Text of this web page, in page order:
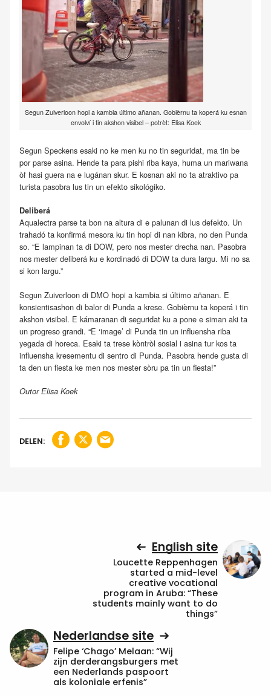
Segun Zuiverloon hopi a kambia último añanan. Gobièrnu ta koperá ku esnan
envolví i tin akshon visibel – potrèt: Elisa Koek
Segun Speckens esaki no ke men ku no tin seguridat, ma tin be
por parse asina. Hende ta para pishi riba kaya, huma un mariwana
òf hasi guera na e lugánan skur. E kosnan aki no ta atraktivo pa
turista pasobra lus tin un efekto sikológiko.
Deliberá
Aqualectra parse ta bon na altura di e palunan di lus defekto. Un
trahadó ta konfirmá mesora ku tin hopi di nan kibra, no den Punda
so. “E lampinan ta di DOW, pero nos mester drecha nan. Pasobra
nos mester deliberá ku e kordinadó di DOW ta dura largu. Mi no sa
si kon largu.”
Segun Zuiverloon di DMO hopi a kambia si último añanan. E
konsientisashon di balor di Punda a krese. Gobièrnu ta koperá i tin
akshon visibel. E kámaranan di seguridat ku a pone e siman aki ta
un progreso grandi. “E ‘image’ di Punda tin un influensha riba
yegada di horeca. Esaki ta trese kòntròl sosial i asina tur kos ta
influensha kresementu di sentro di Punda. Pasobra hende gusta di
ta den un fiesta ke men nos mester sòru pa tin un fiesta!”
Outor Elisa Koek
DELEN:
English site
Loucette Reppenhagen
started a mid-level
creative vocational
program in Aruba: “These
students mainly want to do
things”
Nederlandse site
Felipe ‘Chago’ Melaan: “Wij
zijn derderangsburgers met
een Nederlands paspoort
als koloniale erfenis”